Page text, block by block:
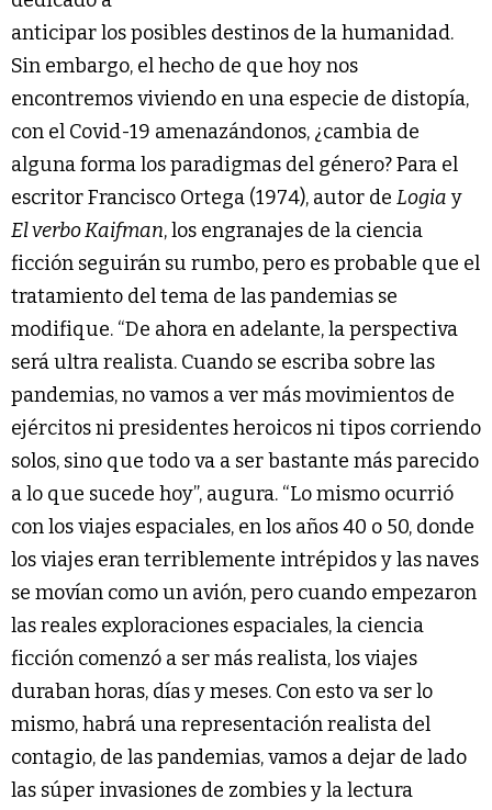
anticipar los posibles destinos de la humanidad.
Sin embargo, el hecho de que hoy nos
encontremos viviendo en una especie de distopía,
con el Covid-19 amenazándonos, ¿cambia de
alguna forma los paradigmas del género? Para el
escritor Francisco Ortega (1974), autor de Logia y
El verbo Kaifman, los engranajes de la ciencia
ficción seguirán su rumbo, pero es probable que el
tratamiento del tema de las pandemias se
modifique. “De ahora en adelante, la perspectiva
será ultra realista. Cuando se escriba sobre las
pandemias, no vamos a ver más movimientos de
ejércitos ni presidentes heroicos ni tipos corriendo
solos, sino que todo va a ser bastante más parecido
a lo que sucede hoy”, augura. “Lo mismo ocurrió
con los viajes espaciales, en los años 40 o 50, donde
los viajes eran terriblemente intrépidos y las naves
se movían como un avión, pero cuando empezaron
las reales exploraciones espaciales, la ciencia
ficción comenzó a ser más realista, los viajes
duraban horas, días y meses. Con esto va ser lo
mismo, habrá una representación realista del
contagio, de las pandemias, vamos a dejar de lado
las súper invasiones de zombies y la lectura